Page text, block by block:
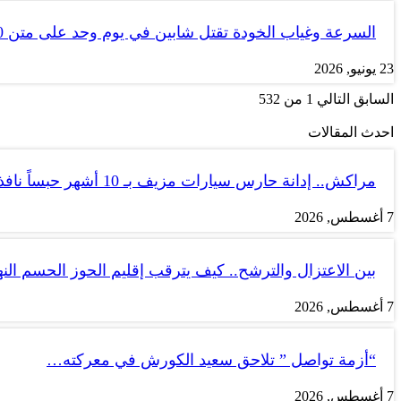
السرعة وغياب الخودة تقتل شابين في يوم وحد على متن tank 50
23 يونيو, 2026
السابق التالي 1 من 532
احدث المقالات
مراكش.. إدانة حارس سيارات مزيف بـ 10 أشهر حبساً نافذاً
7 أغسطس, 2026
بين الاعتزال والترشح.. كيف يترقب إقليم الحوز الحسم
7 أغسطس, 2026
“أزمة تواصل ” تلاحق سعيد الكورش في معركته…
7 أغسطس, 2026